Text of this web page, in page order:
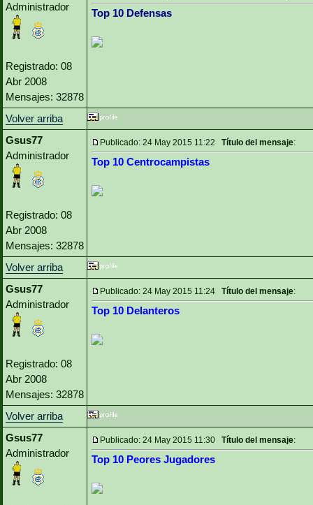
Administrador
Registrado: 08
Abr 2008
Mensajes: 32878
Top 10 Defensas
Volver arriba
Gsus77
Administrador
Registrado: 08
Abr 2008
Mensajes: 32878
Publicado: 24 May 2015 11:22 Título del mensaje:
Top 10 Centrocampistas
Volver arriba
Gsus77
Administrador
Registrado: 08
Abr 2008
Mensajes: 32878
Publicado: 24 May 2015 11:24 Título del mensaje:
Top 10 Delanteros
Volver arriba
Gsus77
Administrador
Publicado: 24 May 2015 11:30 Título del mensaje:
Top 10 Peores Jugadores